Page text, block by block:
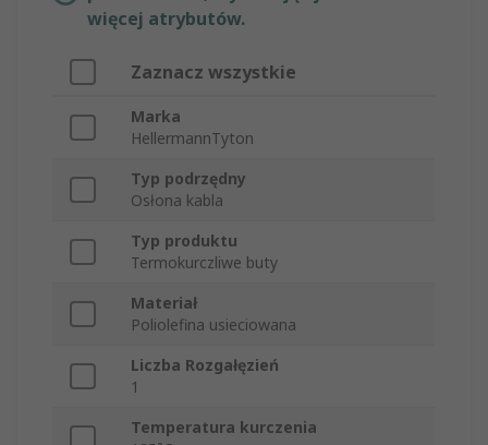
więcej atrybutów.
Zaznacz wszystkie
Marka
HellermannTyton
Typ podrzędny
Osłona kabla
Typ produktu
Termokurczliwe buty
Materiał
Poliolefina usieciowana
Liczba Rozgałęzień
1
Temperatura kurczenia